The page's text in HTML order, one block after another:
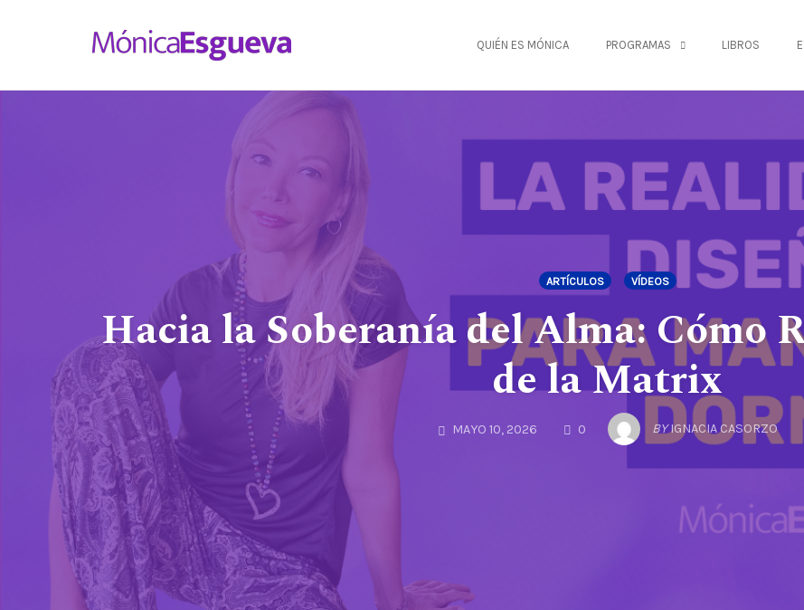
QUIÉN ES MÓNICA PROGRAMAS LIBROS
ARTÍCULOS VÍDEOS
Hacia la Soberanía del Alma: Cómo
de la Matrix
MAYO 10, 2026 0COMMENTSBYIGNACIA CASORZO